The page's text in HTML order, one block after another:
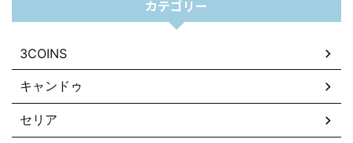
カテゴリー
3COINS
キャンドゥ
セリア